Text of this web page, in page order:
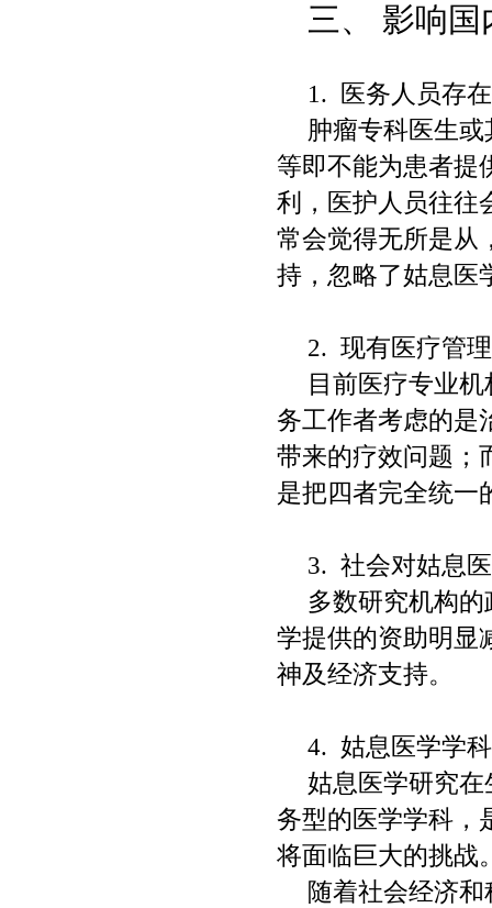
三、 影响国
1.
医务人员存
肿瘤专科医生
等即不能为患者提
利，医护人员往往
常会觉得无所是从
持，忽略了姑息医
2. 现有医疗管
目前医疗专业
务工作者考虑的是
带来的疗效问题；
是把四者完全统一
3. 社会对姑息
多数研究机构
学提供的资助明显
神及经济支持。
4. 姑息医学学
姑息医学研究
务型的医学学科，
将面临巨大的挑战
随着社会经济